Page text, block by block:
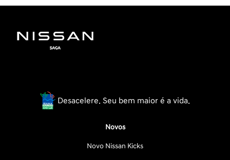
Desacelere. Seu bem maior é a vida.
Novos
Novo Nissan Kicks